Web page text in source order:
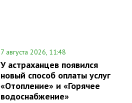
7 августа 2026, 11:48
У астраханцев появился
новый способ оплаты услуг
«Отопление» и «Горячее
водоснабжение»